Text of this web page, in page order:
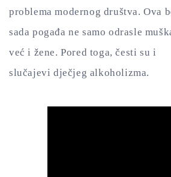
problema modernog društva. Ova
sada pogađa ne samo odrasle
već i žene. Pored toga, česti su i
slučajevi dječjeg alkoholizma.